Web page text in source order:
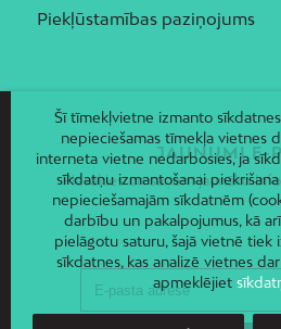
Piekļūstamības paziņojums
JAUNUMI E-
Piesakies un saņem jaunāko
Šī tīmekļvietne izmanto
nepieciešamas tīmekļa vietnes
interneta vietne nedarbosies, ja
sīkdatņu izmantošanai
nepieciešamajām sīkdatnēm
darbību un pakalpojumus, kā
pielāgotu saturu, šajā vietnē tiek
sīkdatnes, kas analizē vietnes
apmeklējiet